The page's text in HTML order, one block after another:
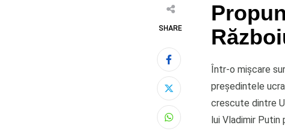
SHARE
Whatsapp
Într-o mișcare
președintele
crescute dintre
lui Vladimir Putin